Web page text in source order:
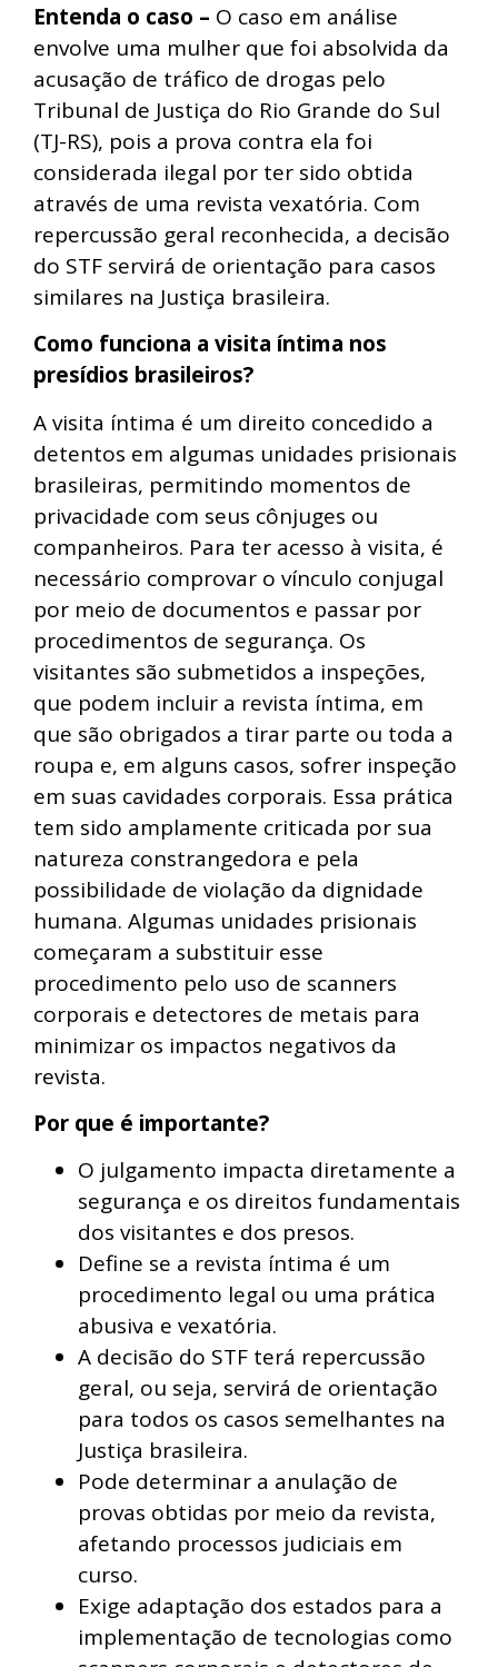
Entenda o caso – O caso em análise
envolve uma mulher que foi absolvida da
acusação de tráfico de drogas pelo
Tribunal de Justiça do Rio Grande do Sul
(TJ-RS), pois a prova contra ela foi
considerada ilegal por ter sido obtida
através de uma revista vexatória. Com
repercussão geral reconhecida, a decisão
do STF servirá de orientação para casos
similares na Justiça brasileira.
Como funciona a visita íntima nos
presídios brasileiros?
A visita íntima é um direito concedido a
detentos em algumas unidades prisionais
brasileiras, permitindo momentos de
privacidade com seus cônjuges ou
companheiros. Para ter acesso à visita, é
necessário comprovar o vínculo conjugal
por meio de documentos e passar por
procedimentos de segurança. Os
visitantes são submetidos a inspeções,
que podem incluir a revista íntima, em
que são obrigados a tirar parte ou toda a
roupa e, em alguns casos, sofrer inspeção
em suas cavidades corporais. Essa prática
tem sido amplamente criticada por sua
natureza constrangedora e pela
possibilidade de violação da dignidade
humana. Algumas unidades prisionais
começaram a substituir esse
procedimento pelo uso de scanners
corporais e detectores de metais para
minimizar os impactos negativos da
revista.
Por que é importante?
O julgamento impacta diretamente a
segurança e os direitos fundamentais
dos visitantes e dos presos.
Define se a revista íntima é um
procedimento legal ou uma prática
abusiva e vexatória.
A decisão do STF terá repercussão
geral, ou seja, servirá de orientação
para todos os casos semelhantes na
Justiça brasileira.
Pode determinar a anulação de
provas obtidas por meio da revista,
afetando processos judiciais em
curso.
Exige adaptação dos estados para a
implementação de tecnologias como